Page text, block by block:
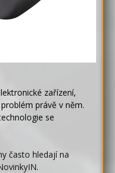
zařízení,
právě v něm.
se
často hledají na
.